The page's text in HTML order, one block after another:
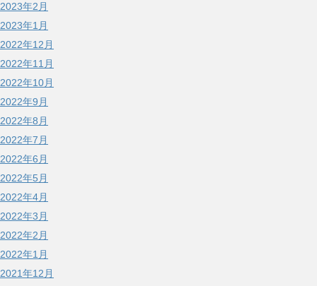
2023年2月
2023年1月
2022年12月
2022年11月
2022年10月
2022年9月
2022年8月
2022年7月
2022年6月
2022年5月
2022年4月
2022年3月
2022年2月
2022年1月
2021年12月